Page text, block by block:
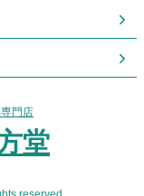
門店
堂